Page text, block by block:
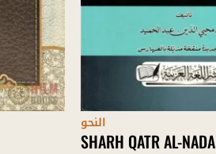
النحو
SHARH QATR AL-NADA